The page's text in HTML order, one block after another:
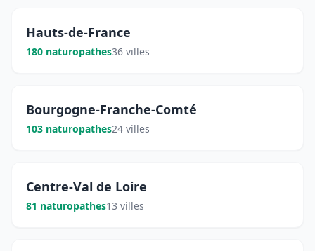
Hauts-de-France
180 naturopathes36 villes
Bourgogne-Franche-Comté
103 naturopathes24 villes
Centre-Val de Loire
81 naturopathes13 villes